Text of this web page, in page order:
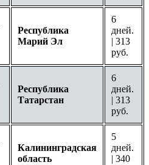
Республика
Марий Эл
6
дней.
| 313
руб.
Республика
Татарстан
6
дней.
| 313
руб.
Калининградская
область
5
дней.
| 340